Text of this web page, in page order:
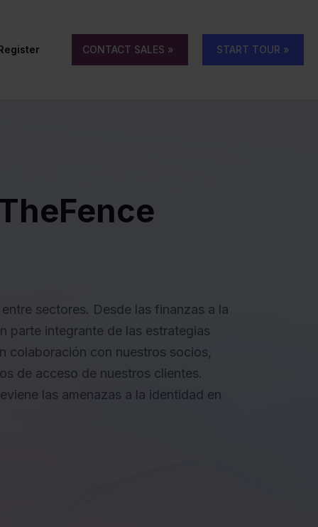
CONTACT SALES » START TOUR »
sectores. Desde las finanzas a la
parte integrante de las estrategias
colaboración con nuestros socios,
de acceso de nuestros clientes.
las amenazas a la identidad en